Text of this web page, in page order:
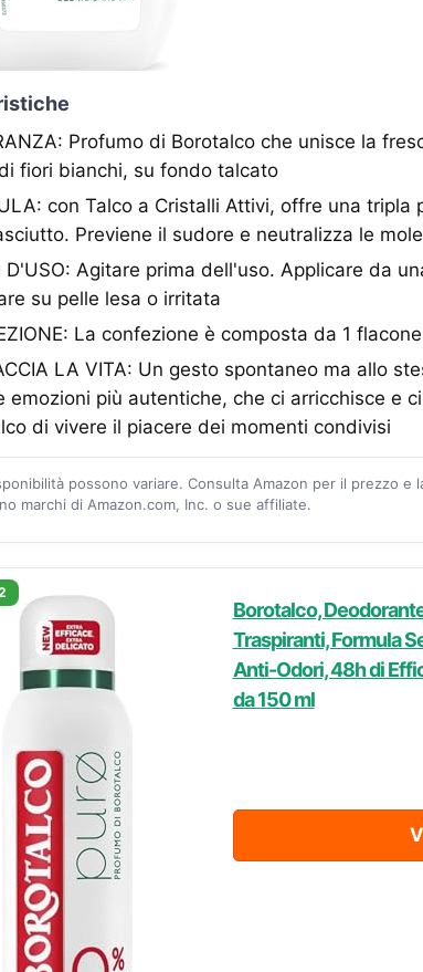
Profumo di Borotalco che unisce la
fiori bianchi, su fondo talcato
con Talco a Cristalli Attivi, offre una
Previene il sudore e neutralizza le
D'USO: Agitare prima dell'uso. Applicare da
su pelle lesa o irritata
La confezione è composta da 1
LA VITA: Un gesto spontaneo ma allo
emozioni più autentiche, che ci arricchisce e
di vivere il piacere dei momenti condivisi
possono variare. Consulta Amazon per il prezzo e
marchi di Amazon.com, Inc. o sue affiliate.
Borotalco,
Traspiranti, Formula
Anti-Odori, 48h di
da 150 ml